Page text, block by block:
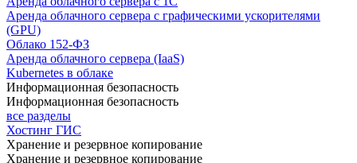
Аренда облачного сервера с графическими ускорителями
(GPU)
Облако 152-ФЗ
Аренда облачного сервера (IaaS)
Kubernetes в облаке
Информационная безопасность
Информационная безопасность
все разделы
Хостинг ГИС
Хранение и резервное копирование
Хранение и резервное копирование